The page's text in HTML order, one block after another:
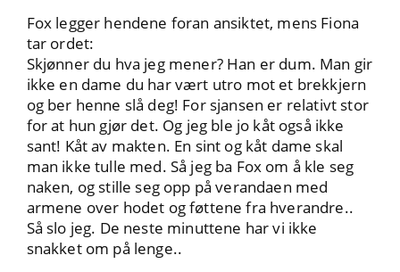
Fox legger hendene foran ansiktet, mens Fiona
tar ordet:
Skjønner du hva jeg mener? Han er dum. Man gir
ikke en dame du har vært utro mot et brekkjern
og ber henne slå deg! For sjansen er relativt stor
for at hun gjør det. Og jeg ble jo kåt også ikke
sant! Kåt av makten. En sint og kåt dame skal
man ikke tulle med. Så jeg ba Fox om å kle seg
naken, og stille seg opp på verandaen med
armene over hodet og føttene fra hverandre..
Så slo jeg. De neste minuttene har vi ikke
snakket om på lenge..